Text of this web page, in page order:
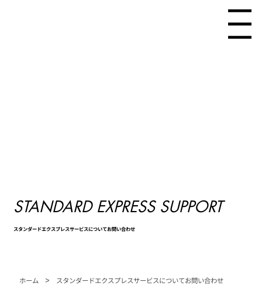
Menu
STANDARD EXPRESS SUPPORT
スタンダードエクスプレスサービスについてお問い合わせ
ホーム > スタンダードエクスプレスサービスについてお問い合わせ